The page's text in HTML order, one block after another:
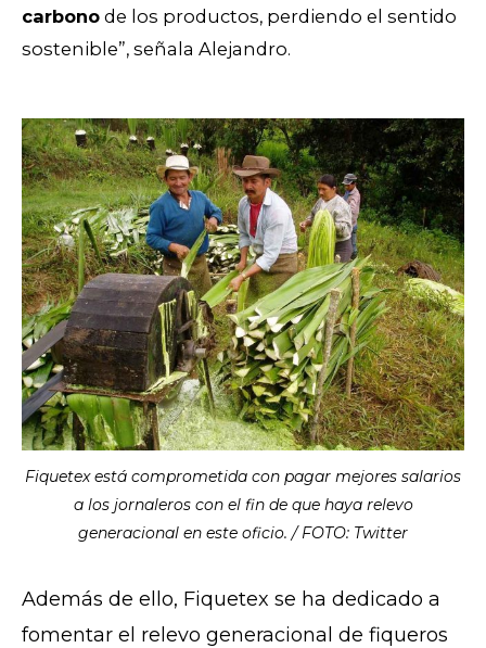
carbono de los productos, perdiendo el sentido
sostenible”, señala Alejandro.
Fiquetex está comprometida con pagar mejores salarios
a los jornaleros con el fin de que haya relevo
generacional en este oficio. / FOTO: Twitter
Además de ello, Fiquetex se ha dedicado a
fomentar el relevo generacional de fiqueros